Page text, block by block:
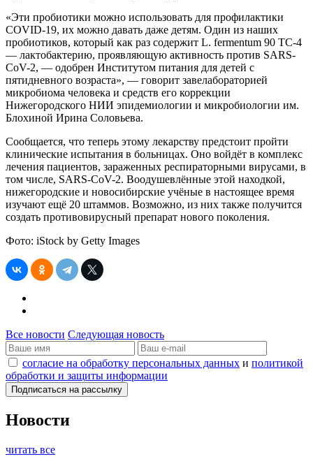
«Эти пробиотики можно использовать для профилактики
COVID-19, их можно давать даже детям. Один из наших
пробиотиков, который как раз содержит L. fermentum 90 TC-4
— лактобактерию, проявляющую активность против SARS-
CoV-2, — одобрен Институтом питания для детей с
пятидневного возраста», — говорит завелабораторией
микробиома человека и средств его коррекции
Нижегородского НИИ эпидемиологии и микробиологии им.
Блохиной Ирина Соловьева.
Сообщается, что теперь этому лекарству предстоит пройти
клинические испытания в больницах. Оно войдёт в комплекс
лечения пациентов, зараженных респираторными вирусами, в
том числе, SARS-CoV-2. Воодушевлённые этой находкой,
нижегородские и новосибирские учёные в настоящее время
изучают ещё 20 штаммов. Возможно, из них также получится
создать противовирусный препарат нового поколения.
Фото: iStock by Getty Images
Все новости Следующая новость
согласие на обработку персональных данных и политикой
обработки и защиты информации
Новости
читать все